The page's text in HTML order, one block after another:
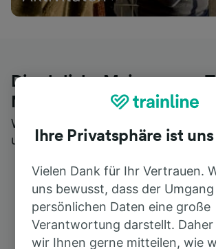
Die ehrliche Meinung von
Nutzern
Wer könnte Ihnen besseres
unsere Kunden selbst?
Ihre Privatsphäre ist
Vielen Dank für Ihr Vertrauen.
uns bewusst, dass der
persönlichen Daten eine große
Verantwortung darstellt.
wir Ihnen gerne mitteilen, wie